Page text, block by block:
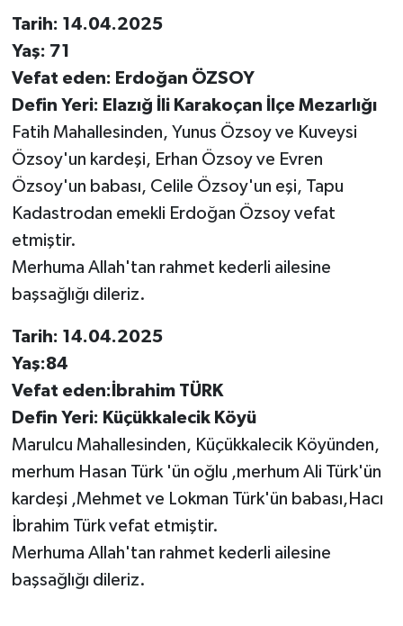
Tarih: 14.04.2025
Yaş: 71
Vefat eden: Erdoğan ÖZSOY
Defin Yeri: Elazığ İli Karakoçan İlçe Mezarlığı
Fatih Mahallesinden, Yunus Özsoy ve Kuveysi
Özsoy'un kardeşi, Erhan Özsoy ve Evren
Özsoy'un babası, Celile Özsoy'un eşi, Tapu
Kadastrodan emekli Erdoğan Özsoy vefat
etmiştir.
Merhuma Allah'tan rahmet kederli ailesine
başsağlığı dileriz.
Tarih: 14.04.2025
Yaş:84
Vefat eden:İbrahim TÜRK
Defin Yeri: Küçükkalecik Köyü
Marulcu Mahallesinden, Küçükkalecik Köyünden,
merhum Hasan Türk 'ün oğlu ,merhum Ali Türk'ün
kardeşi ,Mehmet ve Lokman Türk'ün babası,Hacı
İbrahim Türk vefat etmiştir.
Merhuma Allah'tan rahmet kederli ailesine
başsağlığı dileriz.